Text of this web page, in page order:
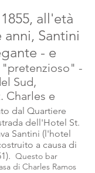
all'età
Santini
- e
-
Sud,
Charles e
dal Quartiere
dell'Hotel St.
Santini (l'hotel
a causa di
Questo bar
di Charles Ramos